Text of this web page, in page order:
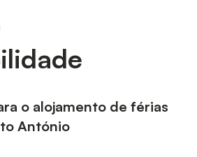
o alojamento de férias
António